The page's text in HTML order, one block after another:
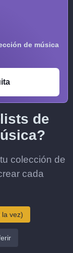
de música
de
colección de
cada
la vez)